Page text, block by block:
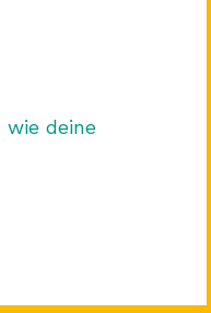
wie deine